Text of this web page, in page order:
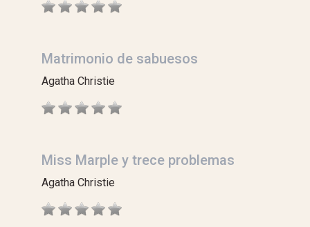
Matrimonio de sabuesos
Agatha Christie
Miss Marple y trece problemas
Agatha Christie